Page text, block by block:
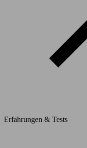
Erfahrungen & Tests